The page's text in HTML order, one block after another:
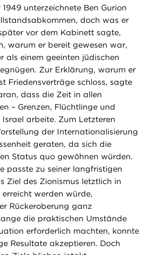
unterzeichnete Ben Gurion
doch was er
vor dem Kabinett sagte,
warum er bereit gewesen war,
als einem geeinten jüdischen
Zur Erklärung, warum er
Friedensverträge schloss, sagte
dass die Zeit in allen
– Grenzen, Flüchtlinge und
Israel arbeite. Zum Letzteren
der Internationalisierung
geraten, da sich die
Status quo gewöhnen würden.
passte zu seiner langfristigen
Ziel des Zionismus letztlich in
werden würde,
Rückeroberung ganz
die praktischen Umstände
erforderlich machten, konnte
Resultate akzeptieren. Doch